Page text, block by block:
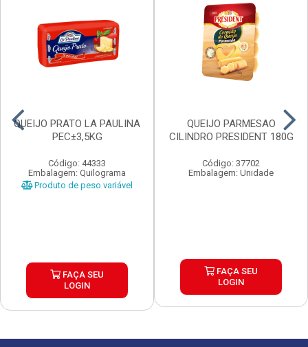
QUEIJO PRATO LA PAULINA
PEC±3,5KG
Código: 44333
Embalagem: Quilograma
Produto de peso variável
FAÇA SEU
LOGIN
QUEIJO PARMESAO
CILINDRO PRESIDENT 180G
Código: 37702
Embalagem: Unidade
FAÇA SEU
LOGIN